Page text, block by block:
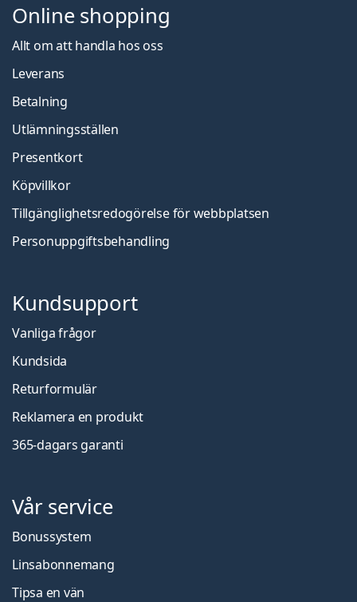
Online shopping
Allt om att handla hos oss
Leverans
Betalning
Utlämningsställen
Presentkort
Köpvillkor
Tillgänglighetsredogörelse för webbplatsen
Personuppgiftsbehandling
Kundsupport
Vanliga frågor
Kundsida
Returformulär
Reklamera en produkt
365-dagars garanti
Vår service
Bonussystem
Linsabonnemang
Tipsa en vän